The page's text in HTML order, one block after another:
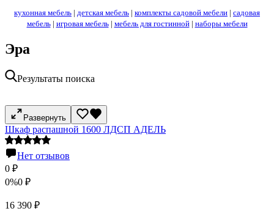
кухонная мебель | детская мебель | комплекты садовой мебели | садовая
мебель| игровая мебель| мебель для гостинной| наборы мебели
Эра
Результаты поиска
Развернуть
Шкаф распашной 1600 ЛДСП АДЕЛЬ
Нет отзывов
0 ₽
0%0 ₽
16 390 ₽